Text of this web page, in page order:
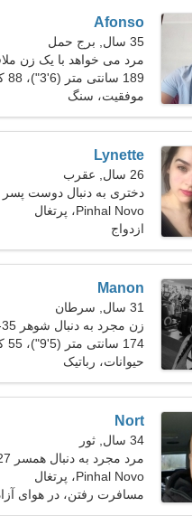
Afonso
35 سال, برج حمل
مرد می خواهد با یک زن
189 سانتی متر (6'3")، 88 کیلوگرم (194 پوند)
موفقیت، سنگ
Lynette
26 سال, عقرب
دختری به دنبال دوست پسر 28-37
Pinhal Novo، پرتغال
ازدواج
Manon
31 سال, سرطان
زن مجرد به دنبال شوهر 35-43
174 سانتی متر (5'9")، 55 کیلوگرم (121 پوند)
حیوانات، رباتیک
Nort
34 سال, ثور
مرد مجرد به دنبال همسر 27-32
Pinhal Novo، پرتغال
مسافرت رفتن، در هوای